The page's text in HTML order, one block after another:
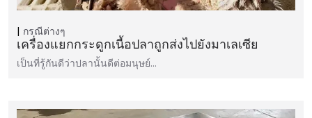
กรณีต่างๆ
เครื่องแยกกระดูกเนื้อปลาถูกส่งไปยังมาเลเซีย
เป็นที่รู้กันดีว่าปลานั้นดีต่อมนุษย์…